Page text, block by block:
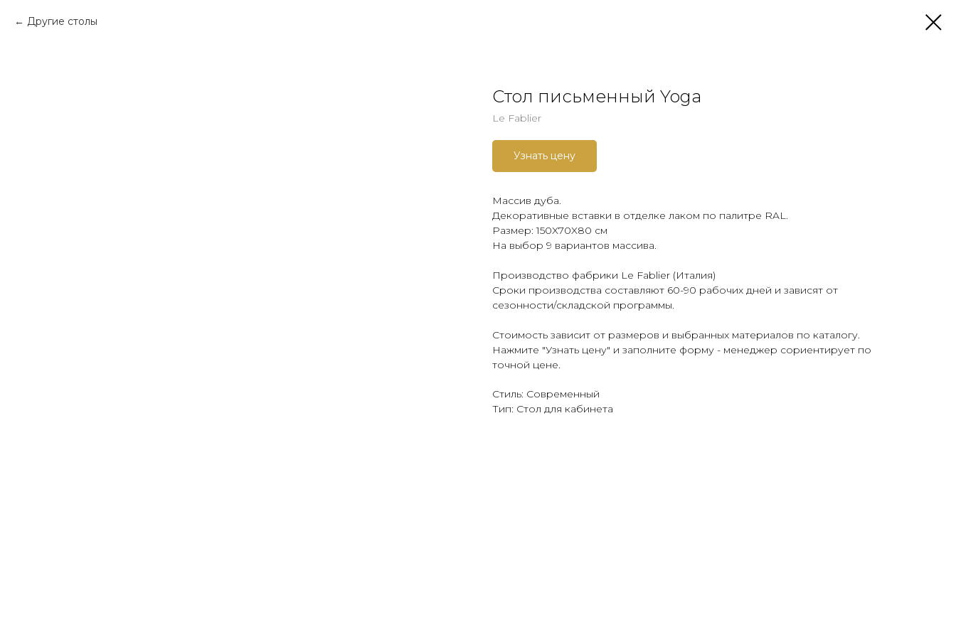
Другие столы
Стол письменный Yoga
Le Fablier
Узнать цену
Массив дуба.
Декоративные вставки в отделке лаком по палитре RAL.
Размер: 150X70X80 см
На выбор 9 вариантов массива.
Производство фабрики Le Fablier (Италия)
Сроки производства составляют 60-90 рабочих дней и зависят от
сезонности/складской программы.
Стоимость зависит от размеров и выбранных материалов по каталогу.
Нажмите "Узнать цену" и заполните форму - менеджер сориентирует по
точной цене.
Стиль: Современный
Тип: Стол для кабинета